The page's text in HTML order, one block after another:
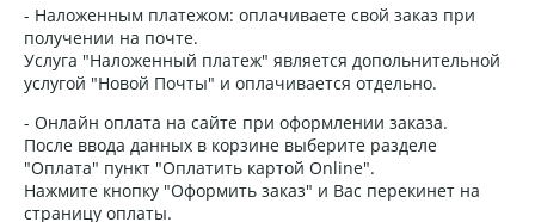
- Наложенным платежом: оплачиваете свой заказ при
получении на почте.
Услуга "Наложенный платеж" является допольнительной
услугой "Новой Почты" и оплачивается отдельно.
- Онлайн оплата на сайте при оформлении заказа.
После ввода данных в корзине выберите разделе
"Оплата" пункт "Оплатить картой Online".
Нажмите кнопку "Оформить заказ" и Вас перекинет на
страницу оплаты.